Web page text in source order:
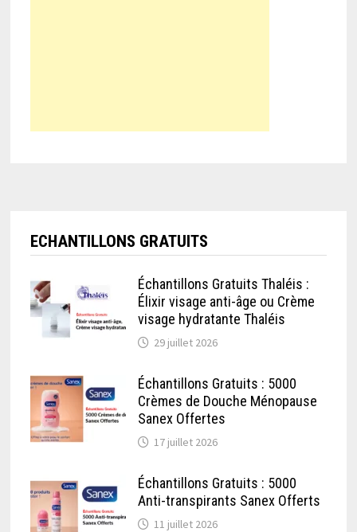
ECHANTILLONS GRATUITS
Échantillons Gratuits Thaléis :
Élixir visage anti-âge ou Crème
visage hydratante Thaléis
29 juillet 2026
Échantillons Gratuits : 5000
Crèmes de Douche Ménopause
Sanex Offertes
17 juillet 2026
Échantillons Gratuits : 5000
Anti-transpirants Sanex Offerts
11 juillet 2026